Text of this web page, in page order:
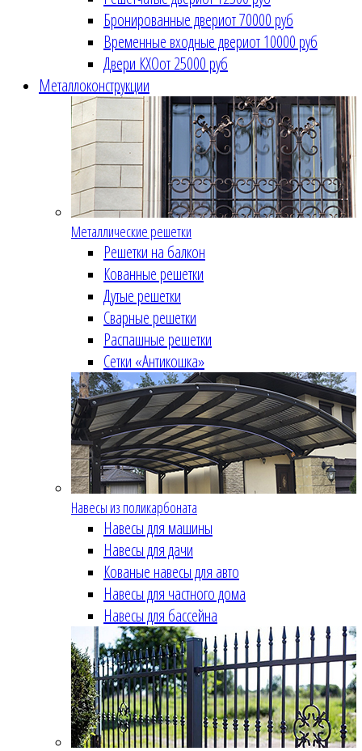
Бронированные двериот 70000 руб
Временные входные двериот 10000 руб
Двери КХОот 25000 руб
Металлоконструкции
Металлические решетки
Решетки на балкон
Кованные решетки
Дутые решетки
Сварные решетки
Распашные решетки
Сетки «Антикошка»
Навесы из поликарбоната
Навесы для машины
Навесы для дачи
Кованые навесы для авто
Навесы для частного дома
Навесы для бассейна